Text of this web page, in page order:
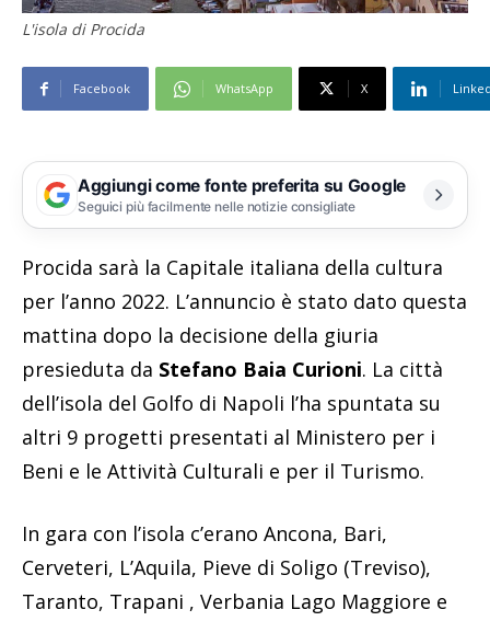
L'isola di Procida
Facebook WhatsApp X
Aggiungi come fonte preferita su Google
Seguici più facilmente nelle notizie consigliate
Procida sarà la Capitale italiana della cultura
per l’anno 2022. L’annuncio è stato dato questa
mattina dopo la decisione della giuria
presieduta da Stefano Baia Curioni. La città
dell’isola del Golfo di Napoli l’ha spuntata su
altri 9 progetti presentati al Ministero per i
Beni e le Attività Culturali e per il Turismo.
In gara con l’isola c’erano Ancona, Bari,
Cerveteri, L’Aquila, Pieve di Soligo (Treviso),
Taranto, Trapani , Verbania Lago Maggiore e